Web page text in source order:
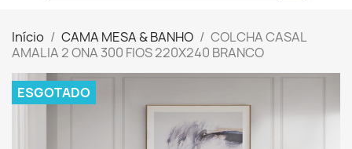
Início CAMA MESA & BANHO
COLCHA CASAL
AMALIA 2 ONA 300 FIOS 220X240 BRANCO
ESGOTADO